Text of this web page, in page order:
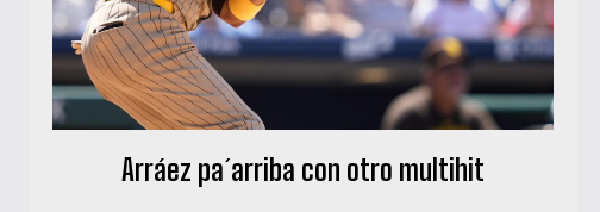
Arráez pa´arriba con otro multihit